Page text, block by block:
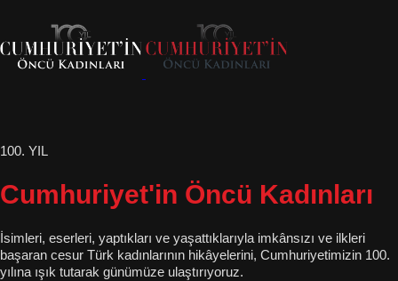
100. YIL
Cumhuriyet'in Öncü Kadınları
İsimleri, eserleri, yaptıkları ve yaşattıklarıyla imkânsızı ve ilkleri
başaran cesur Türk kadınlarının hikâyelerini, Cumhuriyetimizin 100.
yılına ışık tutarak günümüze ulaştırıyoruz.